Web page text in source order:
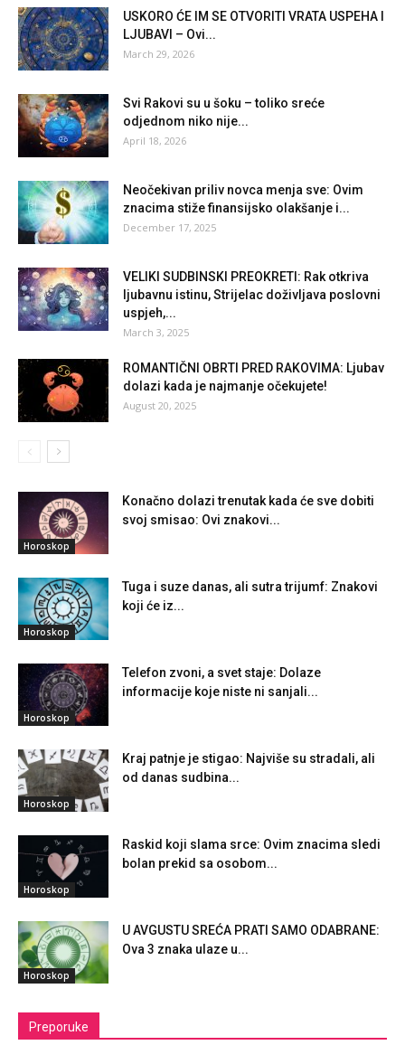
USKORO ĆE IM SE OTVORITI VRATA USPEHA I
LJUBAVI – Ovi...
March 29, 2026
Svi Rakovi su u šoku – toliko sreće
odjednom niko nije...
April 18, 2026
Neočekivan priliv novca menja sve: Ovim
znacima stiže finansijsko olakšanje i...
December 17, 2025
VELIKI SUDBINSKI PREOKRETI: Rak otkriva
ljubavnu istinu, Strijelac doživljava poslovni
uspjeh,...
March 3, 2025
ROMANTIČNI OBRTI PRED RAKOVIMA: Ljubav
dolazi kada je najmanje očekujete!
August 20, 2025
Horoskop
Konačno dolazi trenutak kada će sve dobiti
svoj smisao: Ovi znakovi...
Horoskop
Tuga i suze danas, ali sutra trijumf: Znakovi
koji će iz...
Horoskop
Telefon zvoni, a svet staje: Dolaze
informacije koje niste ni sanjali...
Horoskop
Kraj patnje je stigao: Najviše su stradali, ali
od danas sudbina...
Horoskop
Raskid koji slama srce: Ovim znacima sledi
bolan prekid sa osobom...
Horoskop
U AVGUSTU SREĆA PRATI SAMO ODABRANE:
Ova 3 znaka ulaze u...
Preporuke